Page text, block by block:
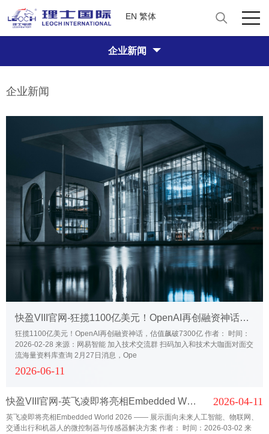
EN 繁体
企业新闻
企业新闻
快盈VIII官网-狂揽1100亿美元！OpenAI再创融资神话，估值飙破7300亿
狂揽1100亿美元！OpenAI再创融资神话，估值飙破7300亿 作者： 时间：
2026-02-28 来源：网易智能 加入技术交流群 扫码加入和技术大咖面对面交
流海量资料库查询 2月27日消息，Ope
2026-06-11
快盈VIII官网-英飞凌即将亮相Embedded World 2026 2026-04-11
英飞凌即将亮相Embedded World 2026 —— 展示面向未来人工智能、物联网、
交通出行和机器人的微控制器与传感器解决方案 作者： 时间：2026-03-02 来